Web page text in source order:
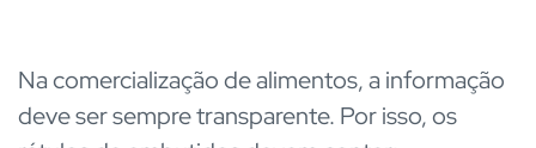
Na comercialização de alimentos, a informação
deve ser sempre transparente. Por isso, os